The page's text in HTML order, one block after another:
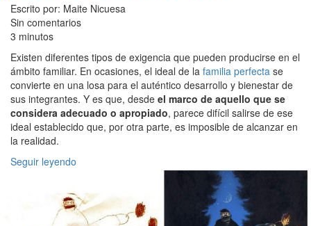
Escrito por: Maite Nicuesa
Sin comentarios
3 minutos
Existen diferentes tipos de exigencia que pueden producirse en el
ámbito familiar. En ocasiones, el ideal de la familia perfecta se
convierte en una losa para el auténtico desarrollo y bienestar de
sus integrantes. Y es que, desde el marco de aquello que se
considera adecuado o apropiado, parece difícil salirse de ese
ideal establecido que, por otra parte, es imposible de alcanzar en
la realidad.
Seguir leyendo